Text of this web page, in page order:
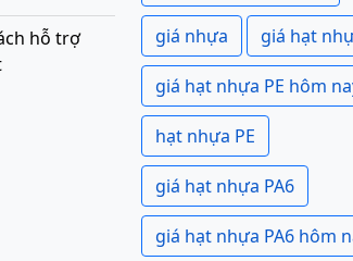
hỗ trợ
giá nhựa giá hạt
giá hạt nhựa PE hôm
hạt nhựa PE
giá hạt nhựa PA6
giá hạt nhựa PA6 hôm